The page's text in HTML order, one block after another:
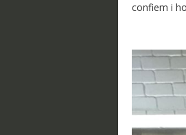
confiem i